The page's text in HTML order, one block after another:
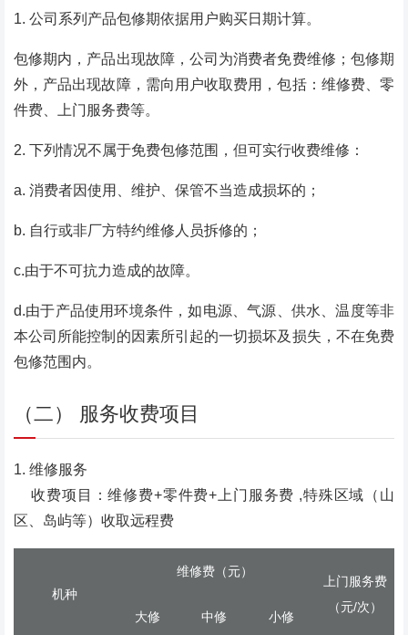
1. 公司系列产品包修期依据用户购买日期计算。
包修期内，产品出现故障，公司为消费者免费维修；包修期
外，产品出现故障，需向用户收取费用，包括：维修费、零
件费、上门服务费等。
2. 下列情况不属于免费包修范围，但可实行收费维修：
a. 消费者因使用、维护、保管不当造成损坏的；
b. 自行或非厂方特约维修人员拆修的；
c.由于不可抗力造成的故障。
d.由于产品使用环境条件，如电源、气源、供水、温度等非
本公司所能控制的因素所引起的一切损坏及损失，不在免费
包修范围内。
（二） 服务收费项目
1. 维修服务
收费项目：维修费+零件费+上门服务费 ,特殊区域（山
区、岛屿等）收取远程费
机种
维修费（元）
上门服务费
（元/次）
大修 中修 小修